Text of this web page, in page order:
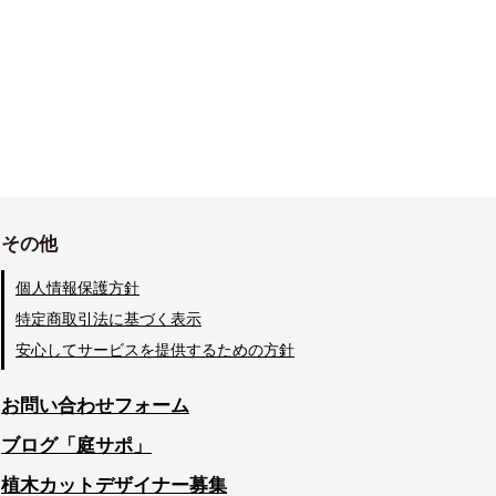
その他
個人情報保護方針
特定商取引法に基づく表示
安心してサービスを提供するための方針
お問い合わせフォーム
ブログ「庭サポ」
植木カットデザイナー募集